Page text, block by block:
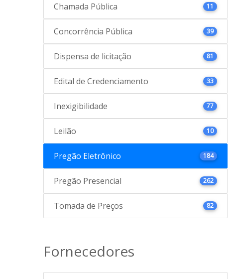
Chamada Pública 11
Concorrência Pública 39
Dispensa de licitação 81
Edital de Credenciamento 33
Inexigibilidade 77
Leilão 10
Pregão Eletrônico 184
Pregão Presencial 262
Tomada de Preços 82
Fornecedores